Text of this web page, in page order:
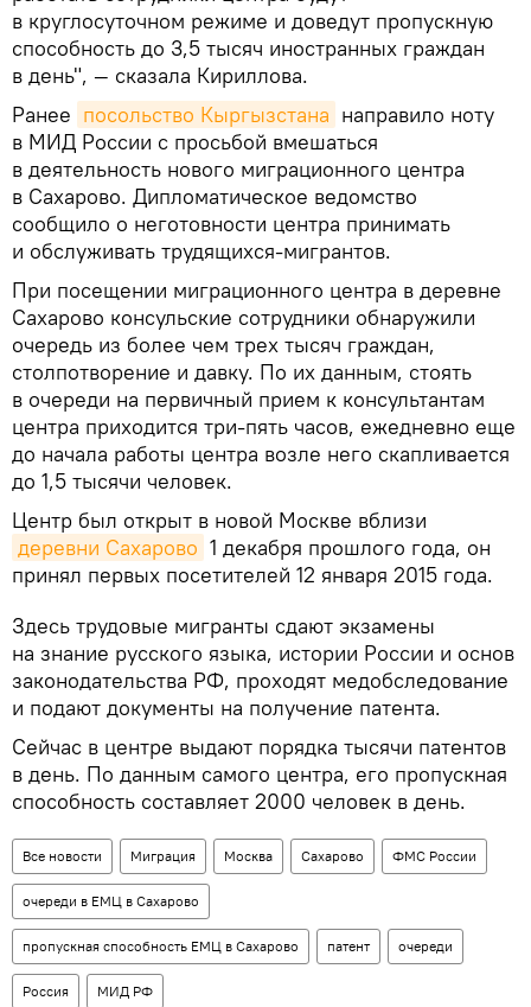
в круглосуточном режиме и доведут пропускную
способность до 3,5 тысяч иностранных граждан
в день", — сказала Кириллова.
Ранее посольство Кыргызстана направило ноту
в МИД России с просьбой вмешаться
в деятельность нового миграционного центра
в Сахарово. Дипломатическое ведомство
сообщило о неготовности центра принимать
и обслуживать трудящихся-мигрантов.
При посещении миграционного центра в деревне
Сахарово консульские сотрудники обнаружили
очередь из более чем трех тысяч граждан,
столпотворение и давку. По их данным, стоять
в очереди на первичный прием к консультантам
центра приходится три-пять часов, ежедневно еще
до начала работы центра возле него скапливается
до 1,5 тысячи человек.
Центр был открыт в новой Москве вблизи
деревни Сахарово 1 декабря прошлого года, он
принял первых посетителей 12 января 2015 года.
Здесь трудовые мигранты сдают экзамены
на знание русского языка, истории России и основ
законодательства РФ, проходят медобследование
и подают документы на получение патента.
Сейчас в центре выдают порядка тысячи патентов
в день. По данным самого центра, его пропускная
способность составляет 2000 человек в день.
Все новости Миграция Москва Сахарово ФМС России
очереди в ЕМЦ в Сахарово
пропускная способность ЕМЦ в Сахарово патент очереди
Россия МИД РФ